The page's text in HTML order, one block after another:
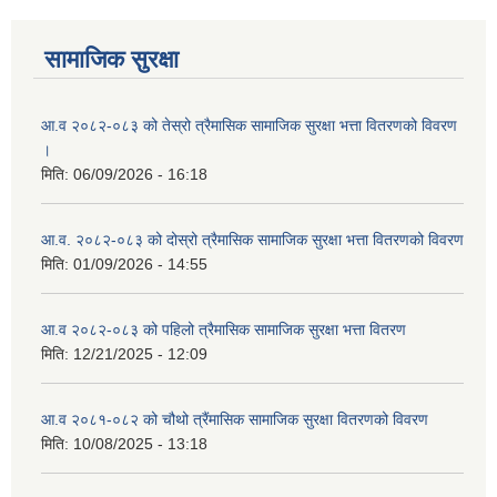
सामाजिक सुरक्षा
आ.व २०८२-०८३ को तेस्रो त्रैमासिक सामाजिक सुरक्षा भत्ता वितरणको विवरण
।
मिति: 06/09/2026 - 16:18
आ.व. २०८२-०८३ को दोस्रो त्रैमासिक सामाजिक सुरक्षा भत्ता वितरणको विवरण
मिति: 01/09/2026 - 14:55
आ.व २०८२-०८३ को पहिलो त्रैमासिक सामाजिक सुरक्षा भत्ता वितरण
मिति: 12/21/2025 - 12:09
आ.व २०८१-०८२ को चौथो त्रैंमासिक सामाजिक सुरक्षा वितरणको विवरण
मिति: 10/08/2025 - 13:18